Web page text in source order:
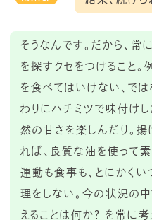
そうなんです。だから、常
を探すクセをつけること。
を食べてはいけない、では
わりにハチミツで味付けし
然の甘さを楽しんだり。
れば、良質な油を使って素
運動も食事も、とにかくい
理をしない。今の状況の
えることは何か？ を常に考